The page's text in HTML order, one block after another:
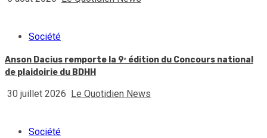
Société
Anson Dacius remporte la 9ᵉ édition du Concours national
de plaidoirie du BDHH
30 juillet 2026 Le Quotidien News
Société